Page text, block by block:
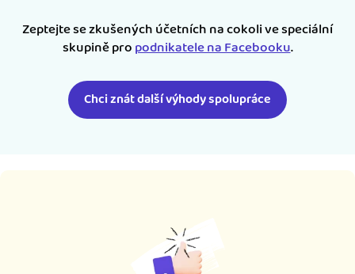
Zeptejte se zkušených účetních na cokoli ve speciální
skupině propodnikatele na Facebooku.
Chci znát další výhody spolupráce